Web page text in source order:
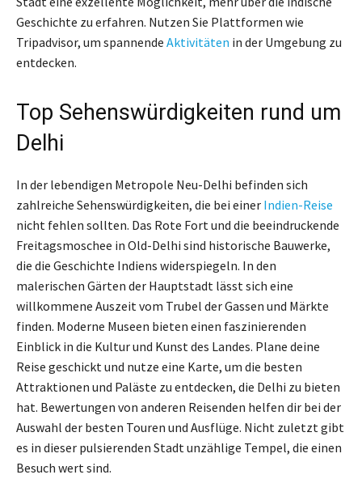
Geschichte zu erfahren. Nutzen Sie Plattformen wie
Tripadvisor, um spannende Aktivitäten in der Umgebung zu
entdecken.
Top Sehenswürdigkeiten rund um
Delhi
In der lebendigen Metropole Neu-Delhi befinden sich
zahlreiche Sehenswürdigkeiten, die bei einer Indien-Reise
nicht fehlen sollten. Das Rote Fort und die beeindruckende
Freitagsmoschee in Old-Delhi sind historische Bauwerke,
die die Geschichte Indiens widerspiegeln. In den
malerischen Gärten der Hauptstadt lässt sich eine
willkommene Auszeit vom Trubel der Gassen und Märkte
finden. Moderne Museen bieten einen faszinierenden
Einblick in die Kultur und Kunst des Landes. Plane deine
Reise geschickt und nutze eine Karte, um die besten
Attraktionen und Paläste zu entdecken, die Delhi zu bieten
hat. Bewertungen von anderen Reisenden helfen dir bei der
Auswahl der besten Touren und Ausflüge. Nicht zuletzt gibt
es in dieser pulsierenden Stadt unzählige Tempel, die einen
Besuch wert sind.